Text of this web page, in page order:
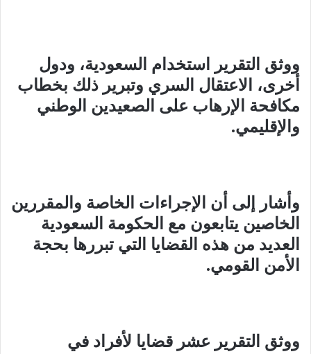
ووثق التقرير استخدام السعودية، ودول
أخرى، الاعتقال السري وتبرير ذلك بخطاب
مكافحة الإرهاب على الصعيدين الوطني
والإقليمي.
وأشار إلى أن الإجراءات الخاصة والمقررين
الخاصين يتابعون مع الحكومة السعودية
العديد من هذه القضايا التي تبررها بحجة
الأمن القومي.
ووثق التقرير عشر قضايا لأفراد في